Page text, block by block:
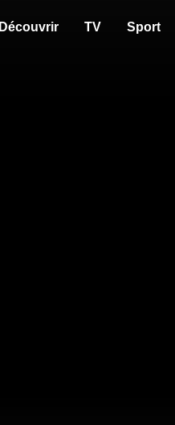
Découvrir TV Sport